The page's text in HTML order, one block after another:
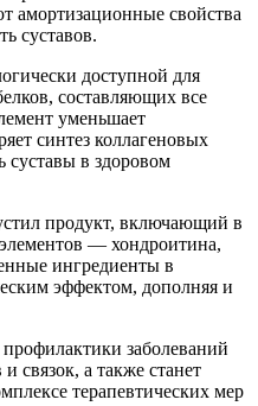
амортизационные свойства
суставов.
доступной для
составляющих все
уменьшает
синтез коллагеновых
суставы в здоровом
продукт, включающий в
— хондроитина,
ингредиенты в
эффектом, дополняя и
заболеваний
связок, а также станет
терапевтических мер